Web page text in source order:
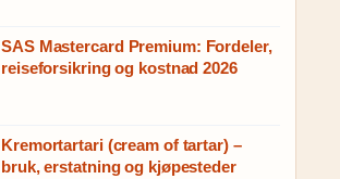
SAS Mastercard Premium: Fordeler,
reiseforsikring og kostnad 2026
Kremortartari (cream of tartar) –
bruk, erstatning og kjøpesteder